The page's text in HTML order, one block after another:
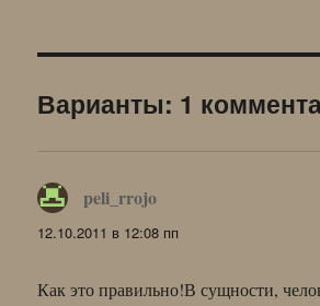
Варианты: 1
peli_rrojo
12.10.2011 в 12:08 пп
Как это правильно!В сущности,